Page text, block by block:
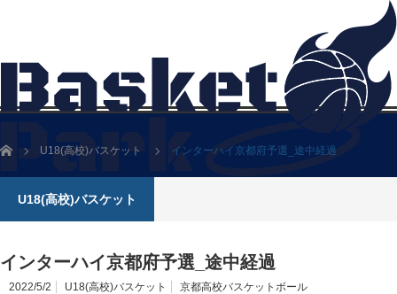
ホーム U18(高校)バスケット インターハイ京都府予選_途中経過
U18(高校)バスケット
インターハイ京都府予選_途中経過
2022/5/2 U18(高校)バスケット 京都高校バスケットボール